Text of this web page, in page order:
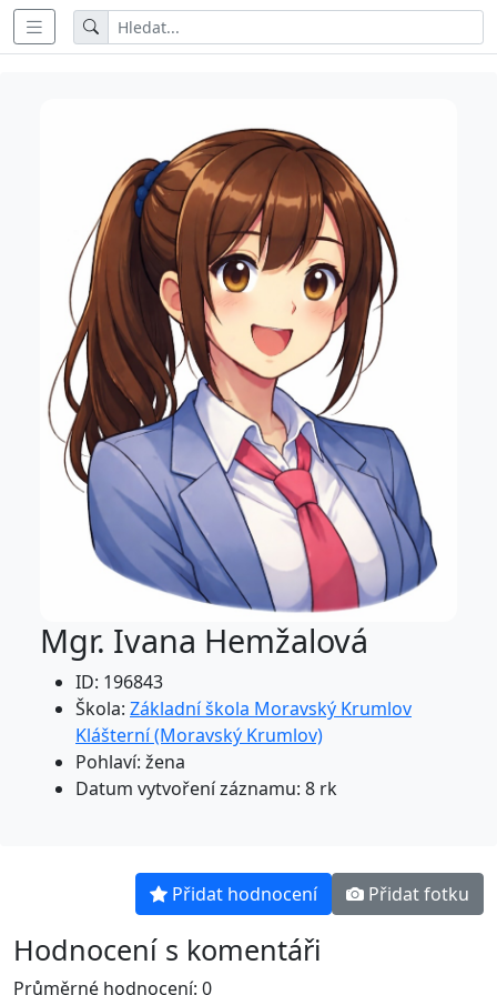
Mgr. Ivana Hemžalová
ID: 196843
Škola: Základní škola Moravský Krumlov
Klášterní (Moravský Krumlov)
Pohlaví: žena
Datum vytvoření záznamu: 8 rk
Přidat hodnocení Přidat fotku
Hodnocení s komentáři
Průměrné hodnocení: 0